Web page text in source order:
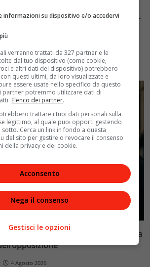
ha fissato l'assegno di
a 10.900 euro mensili nel caso Totti-
la richiesta di 20mila euro della
il governo accelera i poteri alla
4 Agosto 2026
informazioni su dispositivo e/o accedervi
verranno trattati da 327 partner e le
dal tuo dispositivo (come cookie,
e altri dati del dispositivo) potrebbero
questi ultimi, da loro visualizzate e
essere usate nello specifico da questo
partner potremmo utilizzare dati di
Elenco dei partner.
trattare i tuoi dati personali sulla
legittimo, al quale puoi opporti gestendo
Cerca un link in fondo a questa
del sito per gestire o revocare il consenso
della privacy e dei cookie.
Acconsento
Nega il consenso
Gestisci le opzioni